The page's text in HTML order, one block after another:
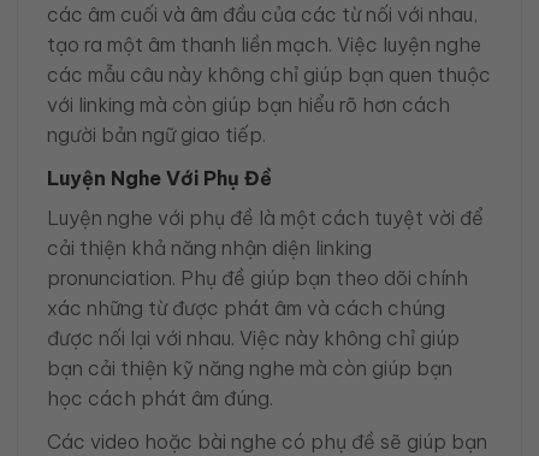
các âm cuối và âm đầu của các từ nối với nhau,
tạo ra một âm thanh liền mạch. Việc luyện nghe
các mẫu câu này không chỉ giúp bạn quen thuộc
với linking mà còn giúp bạn hiểu rõ hơn cách
người bản ngữ giao tiếp.
Luyện Nghe Với Phụ Đề
Luyện nghe với phụ đề là một cách tuyệt vời để
cải thiện khả năng nhận diện linking
pronunciation. Phụ đề giúp bạn theo dõi chính
xác những từ được phát âm và cách chúng
được nối lại với nhau. Việc này không chỉ giúp
bạn cải thiện kỹ năng nghe mà còn giúp bạn
học cách phát âm đúng.
Các video hoặc bài nghe có phụ đề sẽ giúp bạn